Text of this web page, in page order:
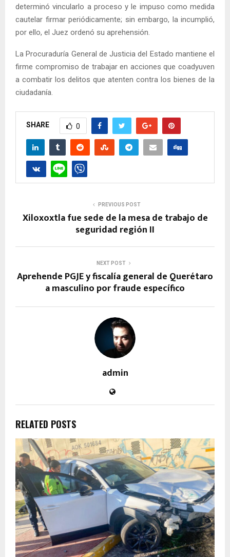
determinó vincularlo a proceso y le impuso como medida
cautelar firmar periódicamente; sin embargo, la incumplió,
por ello, el Juez ordenó su aprehensión.
La Procuraduría General de Justicia del Estado mantiene el
firme compromiso de trabajar en acciones que coadyuven
a combatir los delitos que atenten contra los bienes de la
ciudadanía.
SHARE 0
PREVIOUS POST
Xiloxoxtla fue sede de la mesa de trabajo de
seguridad región II
NEXT POST
Aprehende PGJE y fiscalía general de Querétaro
a masculino por fraude específico
admin
RELATED POSTS